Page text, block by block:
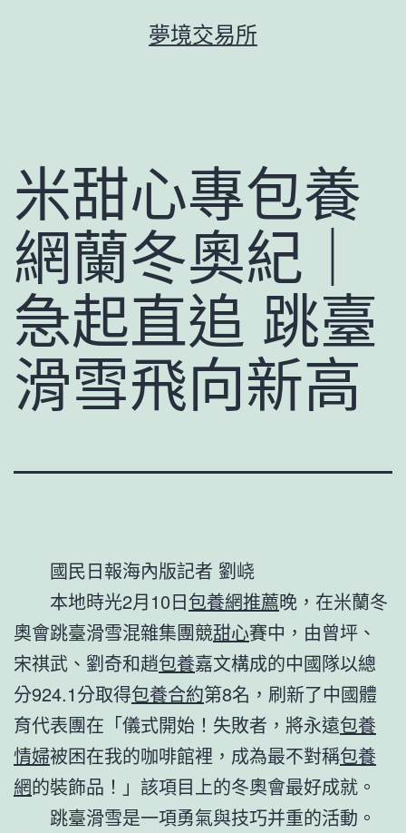
夢境交易所
米甜心專包養
網蘭冬奧紀｜
急起直追 跳臺
滑雪飛向新高
國民日報海內版記者 劉峣
本地時光2月10日包養網推薦晚，在米蘭冬
奧會跳臺滑雪混雜集團競甜心賽中，由曾坪、
宋祺武、劉奇和趙包養嘉文構成的中國隊以總
分924.1分取得包養合約第8名，刷新了中國體
育代表團在「儀式開始！失敗者，將永遠包養
情婦被困在我的咖啡館裡，成為最不對稱包養
網的裝飾品！」該項目上的冬奧會最好成就。
跳臺滑雪是一項勇氣與技巧并重的活動。